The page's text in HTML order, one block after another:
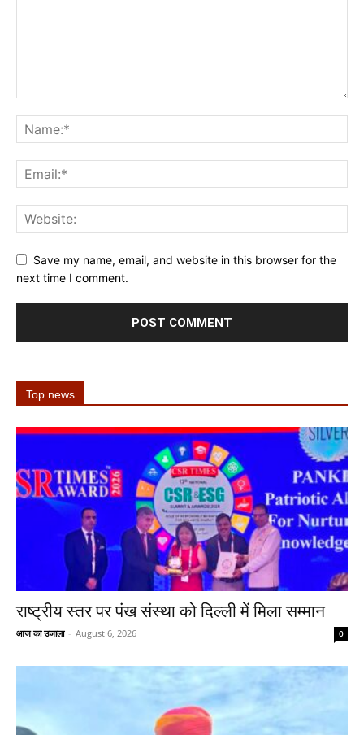
Save my name, email, and website in this browser for the
next time I comment.
Top news
राष्ट्रीय स्तर पर पंख संस्था को दिल्ली में मिला सम्मान
आज का उजाला - August 6, 2026 0